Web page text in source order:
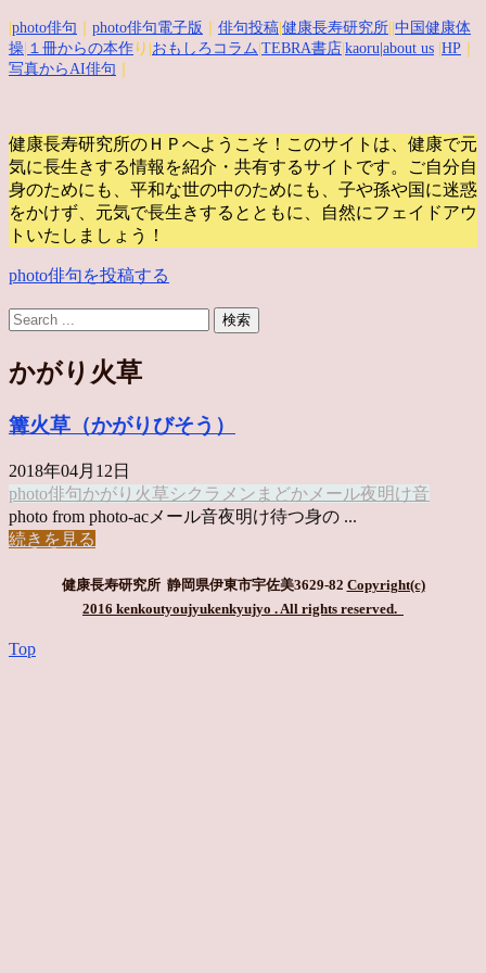
photo俳句 photo俳句電子版 俳句投稿 健康長寿研究所 中国健康体
操 １冊からの本作 り| おもしろコラム TEBRA書店 kaoru |about us HP
写真からAI俳句
健康長寿研究所のＨＰへようこそ！このサイトは、健康で元
気に長生きする情報を紹介・共有するサイトです。
ご自分自
身のためにも、平和な世の中のためにも、子や孫や国に迷惑
をかけず、元気で長生きするとともに、自然にフェイドアウ
トいたしましょう！
photo俳句を投稿する
かがり火草
篝火草（かがりびそう）
2018年04月12日
photo俳句かがり火草シクラメン まどか メール夜明け音
photo from photo-acメール音夜明け待つ身の ...
続きを見る
健康長寿研究所 静岡県伊東市宇佐美3629-82 Copyright(c)
2016 kenkoutyoujyukenkyujyo . All rights reserved.
Top